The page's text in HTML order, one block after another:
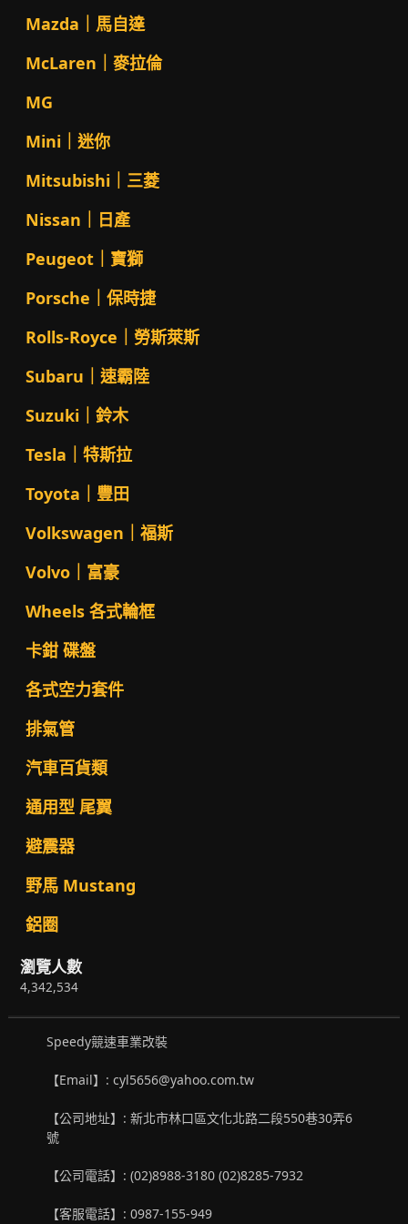
Mazda｜馬自達
McLaren｜麥拉倫
MG
Mini｜迷你
Mitsubishi｜三菱
Nissan｜日產
Peugeot｜寶獅
Porsche｜保時捷
Rolls-Royce｜勞斯萊斯
Subaru｜速霸陸
Suzuki｜鈴木
Tesla｜特斯拉
Toyota｜豐田
Volkswagen｜福斯
Volvo｜富豪
Wheels 各式輪框
卡鉗 碟盤
各式空力套件
排氣管
汽車百貨類
通用型 尾翼
避震器
野馬 Mustang
鋁圈
瀏覽人數
4,342,534
Speedy競速車業改裝
【Email】: cyl5656@yahoo.com.tw
【公司地址】: 新北市林口區文化北路二段550巷30弄6
號
【公司電話】: (02)8988-3180 (02)8285-7932
【客服電話】: 0987-155-949